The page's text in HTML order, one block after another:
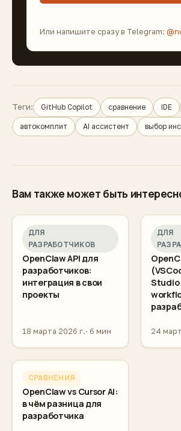
Или напишите сразу в Telegram:
Теги: GitHub Copilot сравнение IDE
автокомплит AI ассистент выбор
Вам также может быть
ДЛЯ
РАЗРАБОТЧИКОВ
OpenClaw API для
разработчиков:
интеграция в свои
проекты
18 марта 2026 г. 6 мин
ДЛЯ
Studio
24
СРАВНЕНИЯ
OpenClaw vs Cursor AI:
в чём разница для
разработчика